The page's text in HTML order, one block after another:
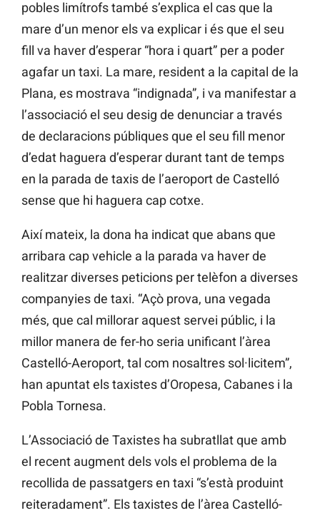
pobles limítrofs també s’explica el cas que la
mare d’un menor els va explicar i és que el seu
fill va haver d’esperar “hora i quart” per a poder
agafar un taxi. La mare, resident a la capital de la
Plana, es mostrava “indignada”, i va manifestar a
l’associació el seu desig de denunciar a través
de declaracions públiques que el seu fill menor
d’edat haguera d’esperar durant tant de temps
en la parada de taxis de l’aeroport de Castelló
sense que hi haguera cap cotxe.
Així mateix, la dona ha indicat que abans que
arribara cap vehicle a la parada va haver de
realitzar diverses peticions per telèfon a diverses
companyies de taxi. “Açò prova, una vegada
més, que cal millorar aquest servei públic, i la
millor manera de fer-ho seria unificant l’àrea
Castelló-Aeroport, tal com nosaltres sol·licitem”,
han apuntat els taxistes d’Oropesa, Cabanes i la
Pobla Tornesa.
L’Associació de Taxistes ha subratllat que amb
el recent augment dels vols el problema de la
recollida de passatgers en taxi “s’està produint
reiteradament”. Els taxistes de l’àrea Castelló-